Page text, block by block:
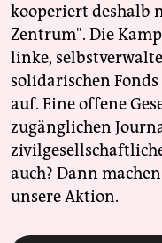
kooperiert deshalb
Zentrum". Die
linke,
solidarischen
auf. Eine offene
zugänglichen
auch? Dann
unsere Aktion.